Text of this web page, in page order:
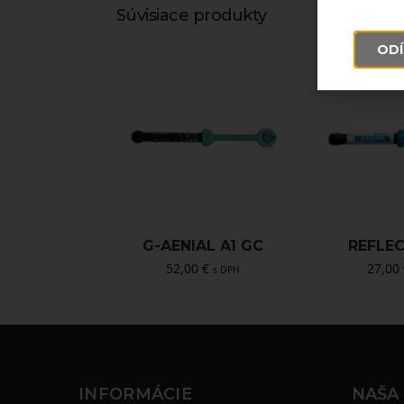
Súvisiace produkty
G-AENIAL A1 GC
52,00€ s DPH
27,00
INFORMÁCIE